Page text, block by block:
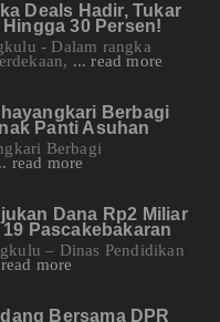
Deals Hadir, Tukar
30 Persen!
- Dalam rangka
... read more
Berbagi
Panti Asuhan
Berbagi
read more
Dana Rp2 Miliar
Pascakebakaran
– Dinas Pendidikan
more
Bersama DPR